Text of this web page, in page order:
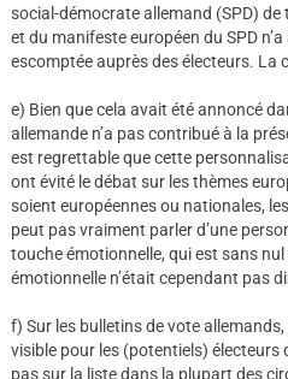
social-démocrate allemand (SPD)
et du manifeste européen du SPD
escomptée auprès des électeurs. La
e) Bien que cela avait été annoncé
allemande n’a pas contribué à la
est regrettable que cette
ont évité le débat sur les thèmes
soient européennes ou nationales,
peut pas vraiment parler d’une
touche émotionnelle, qui est sans
émotionnelle n’était cependant pas
f) Sur les bulletins de vote
visible pour les (potentiels) électeurs
pas sur la liste dans la plupart des